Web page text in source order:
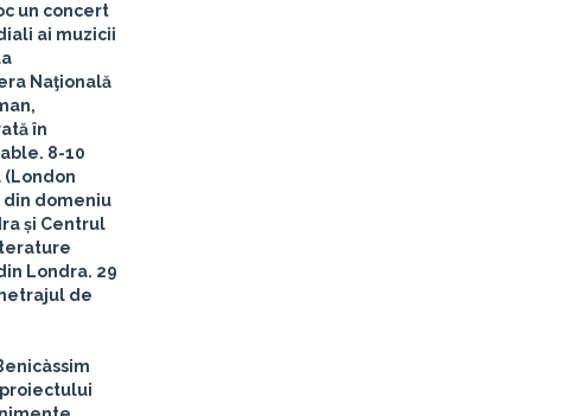
un concert
ai muzicii
Naţională
în
8-10
domeniu
și Centrul
Londra. 29
de